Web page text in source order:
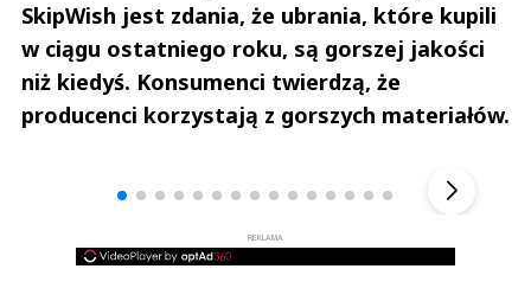
SkipWish jest zdania, że ubrania, które kupili
w ciągu ostatniego roku, są gorszej jakości
niż kiedyś. Konsumenci twierdzą, że
producenci korzystają z gorszych materiałów.
REKLAMA